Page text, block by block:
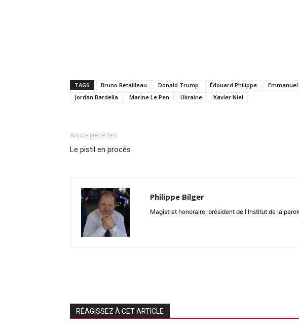
TAGS Bruno Retailleau Donald Trump Édouard Philippe
Jordan Bardella
Marine Le Pen Ukraine Xavier Niel
Article précédent
Le pistil en procès
Philippe Bilger
Magistrat honoraire, président de l'Institut de la
RÉAGISSEZ À CET ARTICLE